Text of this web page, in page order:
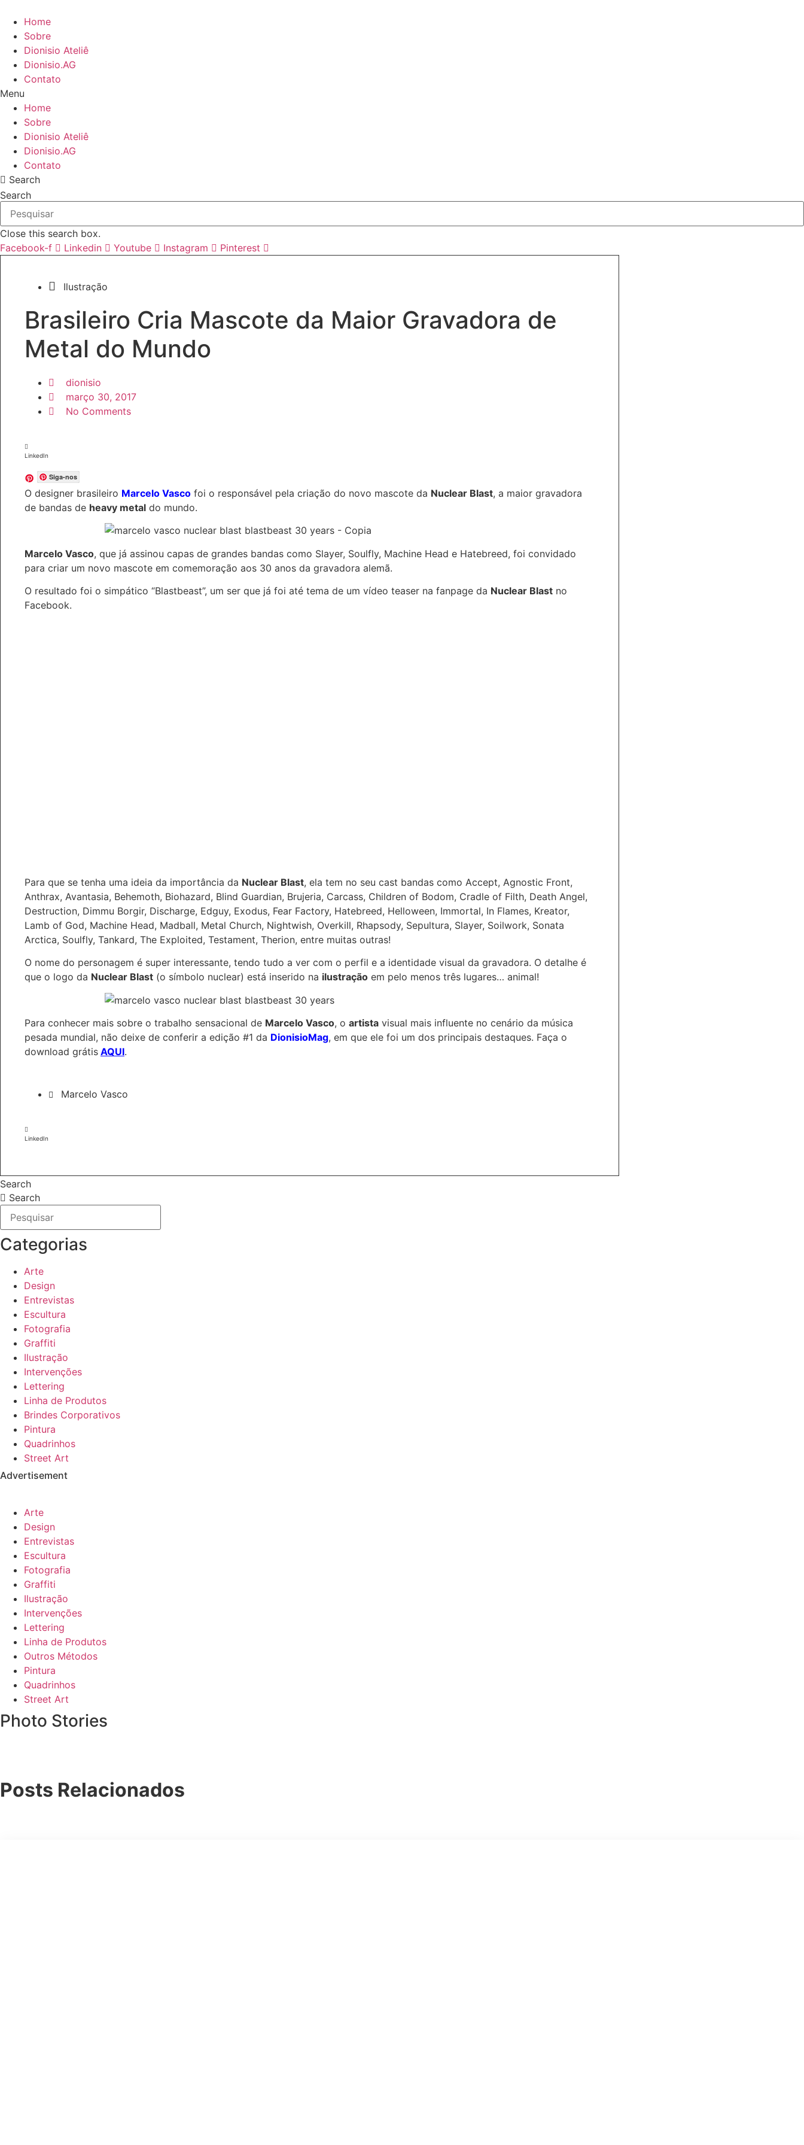
para
conteúdo
Home
Sobre
Dionisio Ateliê
Dionisio.AG
Contato
Menu
Home
Sobre
Dionisio Ateliê
Dionisio.AG
Contato
Search
Search
Close this search box.
Facebook-f
Linkedin Youtube Instagram Pinterest
Ilustração
Brasileiro Cria Mascote da Maior Gravadora de
Metal do Mundo
dionisio
março 30, 2017
No Comments
LinkedIn
Siga-nos
O designer brasileiro Marcelo Vasco foi o responsável pela criação do novo mascote da Nuclear Blast, a maior gravadora
de bandas de heavy metal do mundo.
Marcelo Vasco, que já assinou capas de grandes bandas como Slayer, Soulfly, Machine Head e Hatebreed, foi convidado
para criar um novo mascote em comemoração aos 30 anos da gravadora alemã.
O resultado foi o simpático “Blastbeast”, um ser que já foi até tema de um vídeo teaser na fanpage da Nuclear Blast no
Facebook.
Para que se tenha uma ideia da importância da Nuclear Blast, ela tem no seu cast bandas como Accept, Agnostic Front,
Anthrax, Avantasia, Behemoth, Biohazard, Blind Guardian, Brujeria, Carcass, Children of Bodom, Cradle of Filth, Death Angel,
Destruction, Dimmu Borgir, Discharge, Edguy, Exodus, Fear Factory, Hatebreed, Helloween, Immortal, In Flames, Kreator,
Lamb of God, Machine Head, Madball, Metal Church, Nightwish, Overkill, Rhapsody, Sepultura, Slayer, Soilwork, Sonata
Arctica, Soulfly, Tankard, The Exploited, Testament, Therion, entre muitas outras!
O nome do personagem é super interessante, tendo tudo a ver com o perfil e a identidade visual da gravadora. O detalhe é
que o logo da Nuclear Blast (o símbolo nuclear) está inserido na ilustração em pelo menos três lugares… animal!
Para conhecer mais sobre o trabalho sensacional de Marcelo Vasco, o artista visual mais influente no cenário da música
pesada mundial, não deixe de conferir a edição #1 da DionisioMag, em que ele foi um dos principais destaques. Faça o
download grátis AQUI.
Marcelo Vasco
LinkedIn
Search
Search
Categorias
Arte
Design
Entrevistas
Escultura
Fotografia
Graffiti
Ilustração
Intervenções
Lettering
Linha de Produtos
Brindes Corporativos
Pintura
Quadrinhos
Street Art
Advertisement
Arte
Design
Entrevistas
Escultura
Fotografia
Graffiti
Ilustração
Intervenções
Lettering
Linha de Produtos
Outros Métodos
Pintura
Quadrinhos
Street Art
Photo Stories
Posts Relacionados